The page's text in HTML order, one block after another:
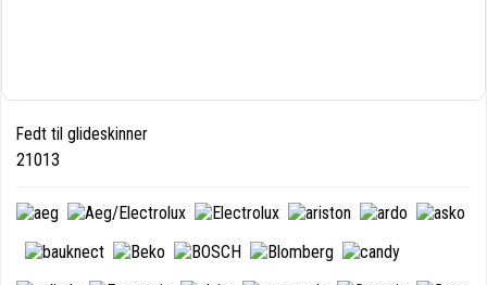
Fedt til glideskinner
21013